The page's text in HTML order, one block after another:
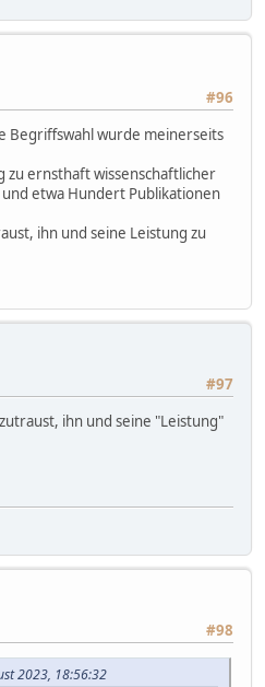
#96
Begriffswahl wurde meinerseits
zu ernsthaft wissenschaftlicher
etwa Hundert Publikationen
ihn und seine Leistung zu
#97
ihn und seine "Leistung"
#98
2023, 18:56:32